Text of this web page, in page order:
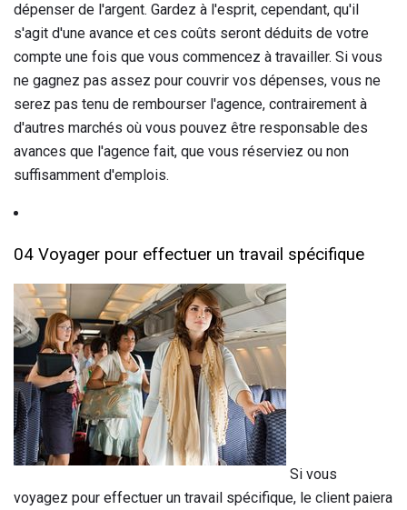
dépenser de l'argent. Gardez à l'esprit, cependant, qu'il
s'agit d'une avance et ces coûts seront déduits de votre
compte une fois que vous commencez à travailler. Si vous
ne gagnez pas assez pour couvrir vos dépenses, vous ne
serez pas tenu de rembourser l'agence, contrairement à
d'autres marchés où vous pouvez être responsable des
avances que l'agence fait, que vous réserviez ou non
suffisamment d'emplois.
04 Voyager pour effectuer un travail spécifique
Si vous
voyagez pour effectuer un travail spécifique, le client paiera